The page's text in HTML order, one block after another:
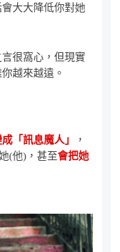
大大降低你對她
很窩心，但現實
越來越遠。
「訊息魔人」
，
(他)，甚至會把她